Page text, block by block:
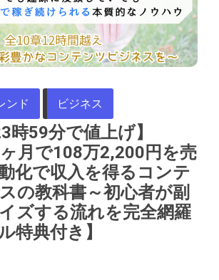
ンド ビジネス
時59分で値上げ】
月で108万2,200円を売
化で収入を得るコンテ
の教科書～初心者が副
ズする流れを完全網羅
特典付き】